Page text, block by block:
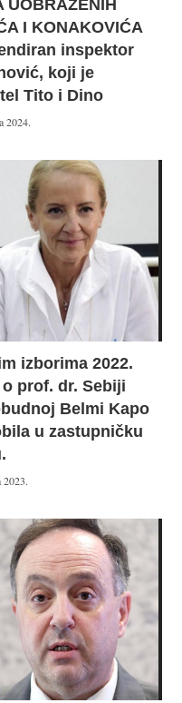
UOBRAŽENIH
I KONAKOVIĆA
inspektor
koji je
Tito i Dino
2024.
izborima 2022.
prof. dr. Sebiji
Belmi Kapo
u zastupničku
2023.